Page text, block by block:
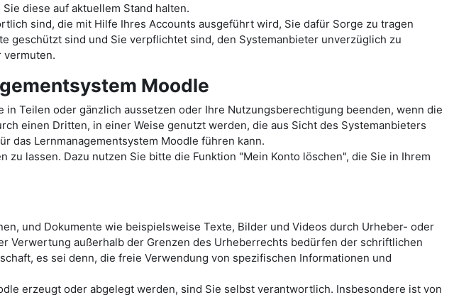
diese auf aktuellem Stand halten.
sind, die mit Hilfe Ihres Accounts ausgeführt wird, Sie dafür Sorge zu tragen
geschützt sind und Sie verpflichtet sind, den Systemanbieter unverzüglich zu
vermuten.
Moodle
Teilen oder gänzlich aussetzen oder Ihre Nutzungsberechtigung beenden, wenn die
einen Dritten, in einer Weise genutzt werden, die aus Sicht des Systemanbieters
das Lernmanagementsystem Moodle führen kann.
lassen. Dazu nutzen Sie bitte die Funktion "Mein Konto löschen", die Sie in Ihrem
und Dokumente wie beispielsweise Texte, Bilder und Videos durch Urheber- oder
Verwertung außerhalb der Grenzen des Urheberrechts bedürfen der schriftlichen
es sei denn, die freie Verwendung von spezifischen Informationen und
erzeugt oder abgelegt werden, sind Sie selbst verantwortlich. Insbesondere ist von